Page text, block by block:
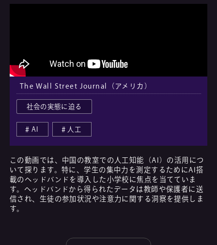
The Wall Street Journal（アメリカ）
社会の実態に迫る
AI 人工
この動画では、中国の教室での人工知能（AI）の活用につ
いて探ります。特に、学生の集中力を測定するためにAI搭
載のヘッドバンドを導入した小学校に焦点を当てていま
す。ヘッドバンドから得られたデータは教師や保護者に送
信され、生徒の参加状況や注意力に関する洞察を提供しま
す。